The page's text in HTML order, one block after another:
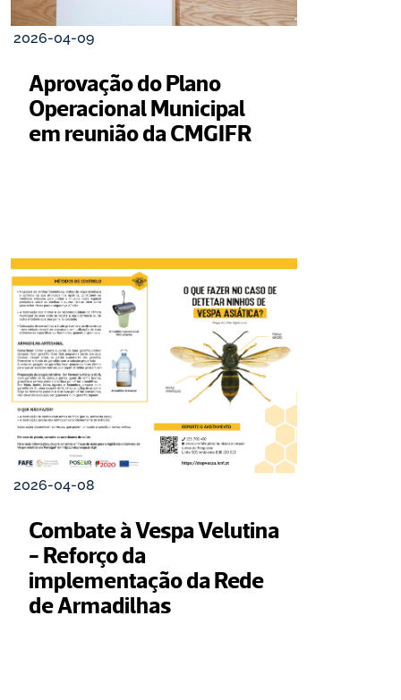
2026-04-09
Aprovação do Plano
Operacional Municipal
em reunião da CMGIFR
2026-04-08
Combate à Vespa Velutina
- Reforço da
implementação da Rede
de Armadilhas